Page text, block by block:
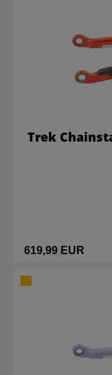
619,99 EUR
Trek